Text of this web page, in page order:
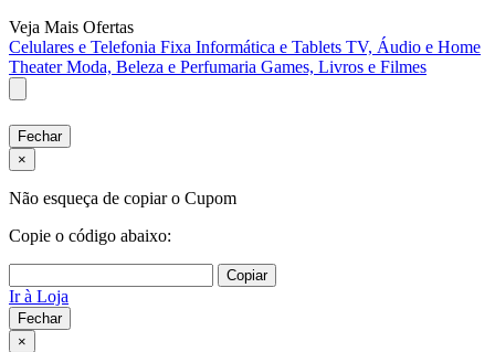
Veja Mais Ofertas
Celulares e Telefonia Fixa Informática e Tablets TV, Áudio e Home
TheaterModa, Beleza e Perfumaria Games, Livros e Filmes
Fechar
×
Não esqueça de copiar o Cupom
Copie o código abaixo:
Copiar
Ir à Loja
Fechar
×